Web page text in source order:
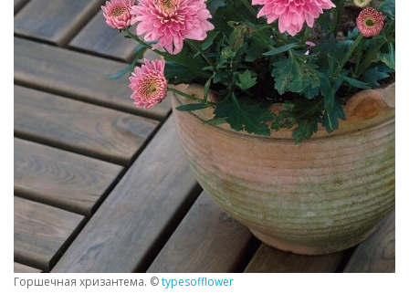
Горшечная хризантема. ©typesofflower